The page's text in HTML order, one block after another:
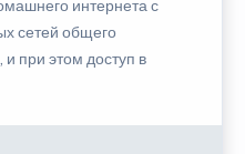
интернета с
сетей общего
при этом доступ в